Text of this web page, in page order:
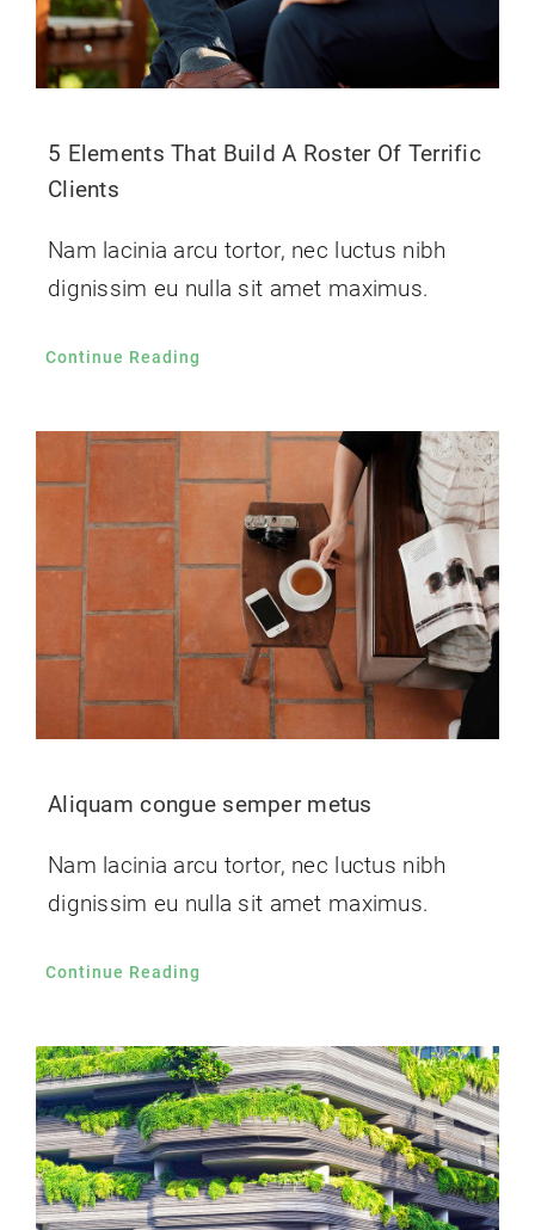
5 Elements That Build A Roster Of Terrific
Clients
Nam lacinia arcu tortor, nec luctus nibh
dignissim eu nulla sit amet maximus.
Continue Reading
Aliquam congue semper metus
Nam lacinia arcu tortor, nec luctus nibh
dignissim eu nulla sit amet maximus.
Continue Reading